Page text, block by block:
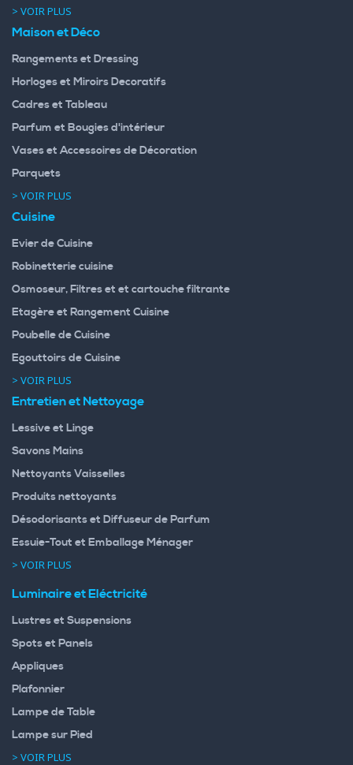
> VOIR PLUS
Maison et Déco
Rangements et Dressing
Horloges et Miroirs Decoratifs
Cadres et Tableau
Parfum et Bougies d'intérieur
Vases et Accessoires de Décoration
Parquets
> VOIR PLUS
Cuisine
Evier de Cuisine
Robinetterie cuisine
Osmoseur, Filtres et et cartouche filtrante
Etagère et Rangement Cuisine
Poubelle de Cuisine
Egouttoirs de Cuisine
> VOIR PLUS
Entretien et Nettoyage
Lessive et Linge
Savons Mains
Nettoyants Vaisselles
Produits nettoyants
Désodorisants et Diffuseur de Parfum
Essuie-Tout et Emballage Ménager
> VOIR PLUS
Luminaire et Eléctricité
Lustres et Suspensions
Spots et Panels
Appliques
Plafonnier
Lampe de Table
Lampe sur Pied
> VOIR PLUS